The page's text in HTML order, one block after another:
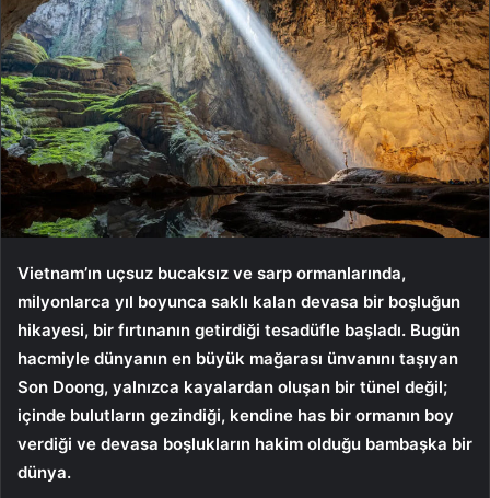
Vietnam’ın uçsuz bucaksız ve sarp ormanlarında,
milyonlarca yıl boyunca saklı kalan devasa bir boşluğun
hikayesi, bir fırtınanın getirdiği tesadüfle başladı. Bugün
hacmiyle dünyanın en büyük mağarası ünvanını taşıyan
Son Doong, yalnızca kayalardan oluşan bir tünel değil;
içinde bulutların gezindiği, kendine has bir ormanın boy
verdiği ve devasa boşlukların hakim olduğu bambaşka bir
dünya.